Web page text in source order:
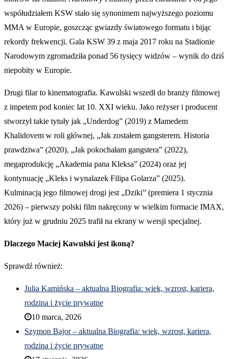
współudziałem KSW stało się synonimem najwyższego poziomu
MMA w Europie, goszcząc gwiazdy światowego formatu i bijąc
rekordy frekwencji. Gala KSW 39 z maja 2017 roku na Stadionie
Narodowym zgromadziła ponad 56 tysięcy widzów – wynik do dziś
niepobity w Europie.
Drugi filar to kinematografia. Kawulski wszedł do branży filmowej
z impetem pod koniec lat 10. XXI wieku. Jako reżyser i producent
stworzył takie tytuły jak „Underdog” (2019) z Mamedem
Khalidovem w roli głównej, „Jak zostałem gangsterem. Historia
prawdziwa” (2020), „Jak pokochałam gangstera” (2022),
megaprodukcję „Akademia pana Kleksa” (2024) oraz jej
kontynuację „Kleks i wynalazek Filipa Golarza” (2025).
Kulminacją jego filmowej drogi jest „Dziki” (premiera 1 stycznia
2026) – pierwszy polski film nakręcony w wielkim formacie IMAX,
który już w grudniu 2025 trafił na ekrany w wersji specjalnej.
Dlaczego Maciej Kawulski jest ikoną?
Sprawdź również:
Julia Kamińska – aktualna Biografia: wiek, wzrost, kariera,
rodzina i życie prywatne
10 marca, 2026
Szymon Bajor – aktualna Biografia: wiek, wzrost, kariera,
rodzina i życie prywatne